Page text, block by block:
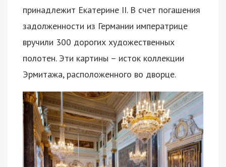
принадлежит Екатерине II. В счет погашения
задолженности из Германии императрице
вручили 300 дорогих художественных
полотен. Эти картины – исток коллекции
Эрмитажа, расположенного во дворце.